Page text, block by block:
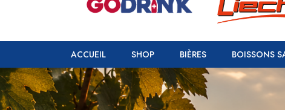
ACCUEIL SHOP BIÈRES BOISSONS